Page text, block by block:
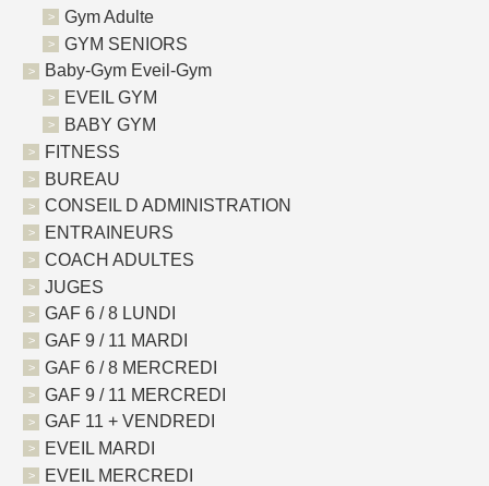
Gym Adulte
GYM SENIORS
Baby-Gym Eveil-Gym
EVEIL GYM
BABY GYM
FITNESS
BUREAU
CONSEIL D ADMINISTRATION
ENTRAINEURS
COACH ADULTES
JUGES
GAF 6 / 8 LUNDI
GAF 9 / 11 MARDI
GAF 6 / 8 MERCREDI
GAF 9 / 11 MERCREDI
GAF 11 + VENDREDI
EVEIL MARDI
EVEIL MERCREDI